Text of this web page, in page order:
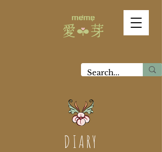
DIARY